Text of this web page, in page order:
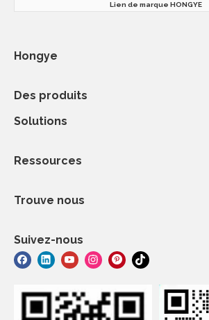
Lien de marque HONGYE
Hongye
Des produits
Solutions
Ressources
Trouve nous
Suivez-nous